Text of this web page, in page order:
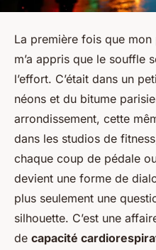
La première fois que mon
m’a appris que le souffle
l’effort. C’était dans un
néons et du bitume
arrondissement, cette
dans les studios de
chaque coup de pédale
devient une forme de
plus seulement une
silhouette. C’est une
de capacité